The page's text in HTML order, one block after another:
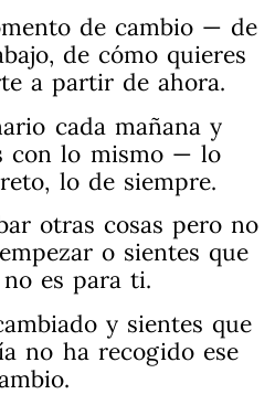
de cambio — de
de cómo quieres
a partir de ahora.
cada mañana y
con lo mismo — lo
lo de siempre.
otras cosas pero no
o sientes que
es para ti.
y sientes que
no ha recogido ese